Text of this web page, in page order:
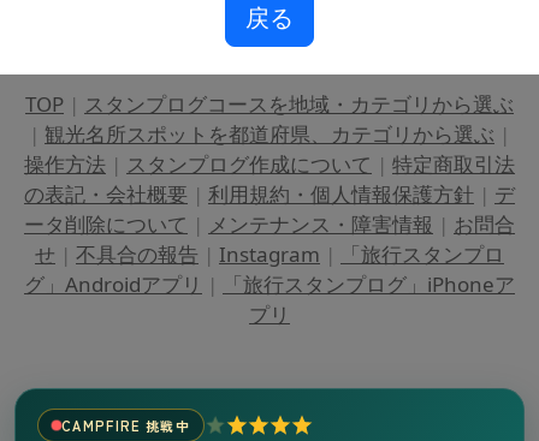
戻る
TOP | スタンプログコースを地域・カテゴリから選ぶ
| 観光名所スポットを都道府県、カテゴリから選ぶ |
操作方法 | スタンプログ作成について | 特定商取引法
の表記・会社概要 | 利用規約・個人情報保護方針 | デ
ータ削除について | メンテナンス・障害情報 | お問合
せ | 不具合の報告 | Instagram |
「旅行スタンプロ
グ」Androidアプリ |
「旅行スタンプログ」iPhoneア
プリ
CAMPFIRE 挑戦中